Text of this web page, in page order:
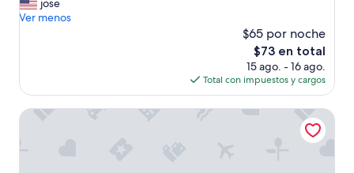
Magnífico,
(39
i
c
m
jose
Ver menos
$65 por noche
El
precio
actual
es
de
$73 en total
15 ago. - 16 ago.
Total con impuestos y cargos
Hyatt Place Fort Myers/at The Forum